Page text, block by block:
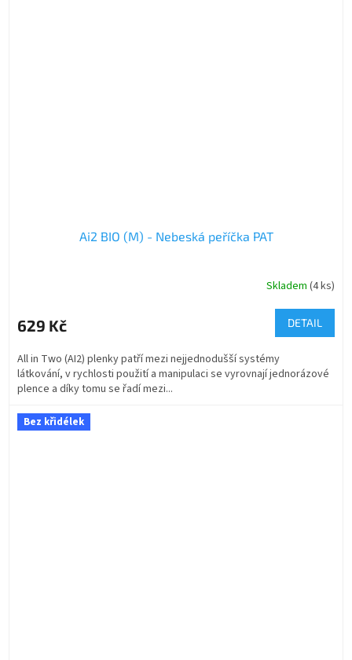
Ai2 BIO (M) - Nebeská peříčka PAT
Skladem (4 ks)
629 Kč DETAIL
All in Two (AI2) plenky patří mezi nejjednodušší systémy
látkování, v rychlosti použití a manipulaci se vyrovnají jednorázové
plence a díky tomu se řadí mezi...
Bez křidélek